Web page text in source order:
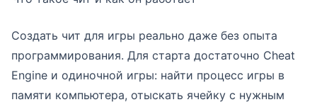
Создать чит для игры реально даже без опыта
программирования. Для старта достаточно Cheat
Engine и одиночной игры: найти процесс игры в
памяти компьютера, отыскать ячейку с нужным